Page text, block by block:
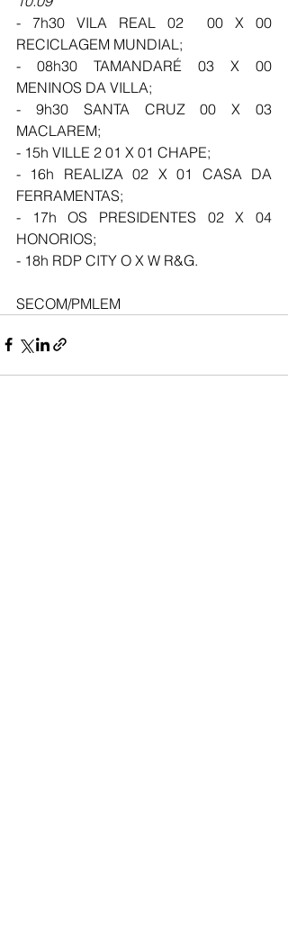
- 7h30 VILA REAL 02  00 X 00
RECICLAGEM MUNDIAL;
- 08h30 TAMANDARÉ 03 X 00
MENINOS DA VILLA;
- 9h30 SANTA CRUZ 00 X 03
MACLAREM;
- 15h VILLE 2 01 X 01 CHAPE;
- 16h REALIZA 02 X 01 CASA DA
FERRAMENTAS;
- 17h OS PRESIDENTES 02 X 04
HONORIOS;
- 18h RDP CITY O X W R&G.
SECOM/PMLEM